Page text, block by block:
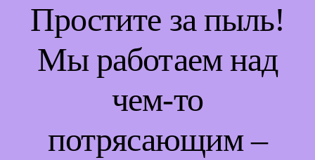
Простите за пыль!
Мы работаем над
чем-то
потрясающим –